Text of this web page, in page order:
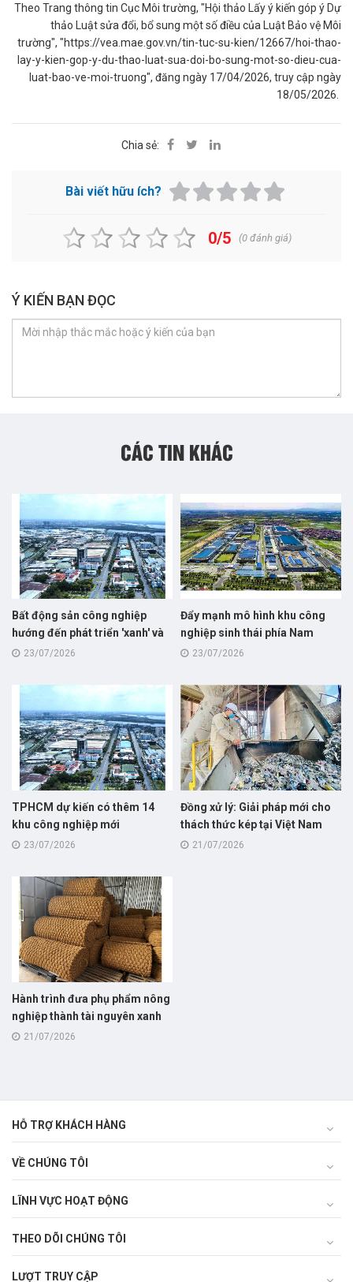
Theo Trang thông tin Cục Môi trường, "Hội thảo Lấy ý kiến góp ý Dự
thảo Luật sửa đổi, bổ sung một số điều của Luật Bảo vệ Môi
trường", "https://vea.mae.gov.vn/tin-tuc-su-kien/12667/hoi-thao-
lay-y-kien-gop-y-du-thao-luat-sua-doi-bo-sung-mot-so-dieu-cua-
luat-bao-ve-moi-truong", đăng ngày 17/04/2026, truy cập ngày
18/05/2026.
Chia sẻ:
Bài viết hữu ích?
0/5 (0đánh giá)
Ý KIẾN BẠN ĐỌC
CÁC TIN KHÁC
Bất động sản công nghiệp
hướng đến phát triển 'xanh' và
bền vững
23/07/2026
Đẩy mạnh mô hình khu công
nghiệp sinh thái phía Nam
23/07/2026
TPHCM dự kiến có thêm 14
khu công nghiệp mới
23/07/2026
Đồng xử lý: Giải pháp mới cho
thách thức kép tại Việt Nam
21/07/2026
Hành trình đưa phụ phẩm nông
nghiệp thành tài nguyên xanh
tỷ đô21/07/2026
HỖ TRỢ KHÁCH HÀNG
VỀ CHÚNG TÔI
LĨNH VỰC HOẠT ĐỘNG
THEO DÕI CHÚNG TÔI
LƯỢT TRUY CẬP